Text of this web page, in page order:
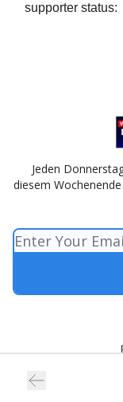
supporter status:
Jeden
diesem